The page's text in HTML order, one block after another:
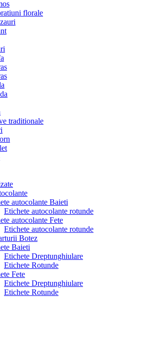
florale
traditionale
autocolante Baieti
Etichete autocolante rotunde
autocolante Fete
Etichete autocolante rotunde
Botez
Baieti
Etichete Dreptunghiulare
Etichete Rotunde
Fete
Etichete Dreptunghiulare
Etichete Rotunde